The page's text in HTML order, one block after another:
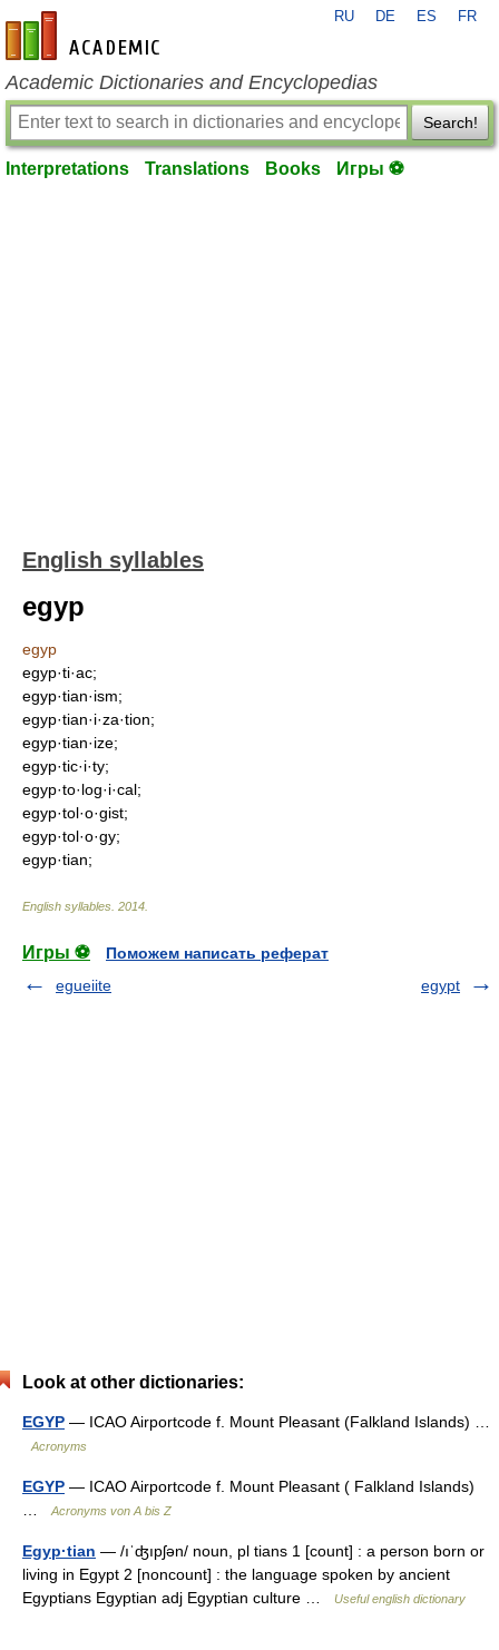
en-academic.com
RU DE ES FR
Academic Dictionaries and Encyclopedias
Search!
Interpretations Translations Books Игры ⚽
English syllables
egyp
egyp
egyp·ti·ac;
egyp·tian·ism;
egyp·tian·i·za·tion;
egyp·tian·ize;
egyp·tic·i·ty;
egyp·to·log·i·cal;
egyp·tol·o·gist;
egyp·tol·o·gy;
egyp·tian;
English syllables 2014
Игры ⚽
Поможем написать реферат
egueiite
egypt
Look at other dictionaries:
EGYP — ICAO Airportcode f. Mount Pleasant (Falkland Islands) …
Acronyms
EGYP — ICAO Airportcode f. Mount Pleasant ( Falkland Islands)
Acronyms von A bis Z
Egyp·tian — /ıˈʤıpʃən/ noun, pl tians 1 [count] : a person born or
living in Egypt 2 [noncount] : the language spoken by ancient
Egyptians Egyptian adj Egyptian culture …
Useful english dictionary